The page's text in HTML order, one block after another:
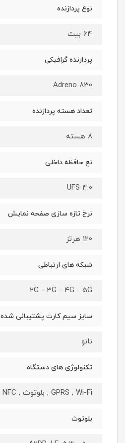
نوع پردازنده
64 بیت
پردازنده گرافیکی
Adreno 830
تعداد هسته پردازنده
8 هسته
نع حافظه داخلی
UFS 4.0
نرخ تازه سازی صفحه نمایش
120 هرتز
شبکه های ارتباطی
2G - 3G - 4G - 5G
سایز سیم کارت پشتیبانی شده
نانو
تکنولوژی های دستگاه
GPRS , Wi-Fi , بلوتوث , NFC
بلوتوث